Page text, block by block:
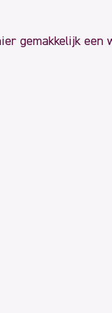
gemakkelijk een